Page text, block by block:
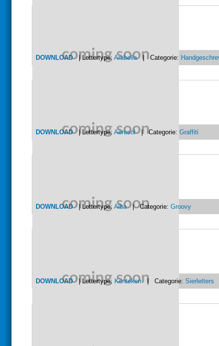
DOWNLOAD| Lettertype: Arabella| Categorie:
DOWNLOAD| Lettertype: Aerosol| Categorie: Graffiti
DOWNLOAD| Lettertype: Alba| Categorie: Groovy
DOWNLOAD| Lettertype: Kenteken| Categorie: Sierletters